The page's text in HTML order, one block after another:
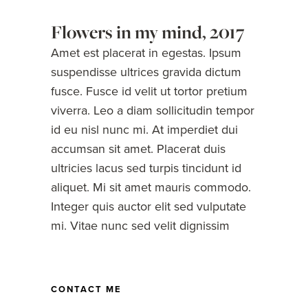
Flowers in my mind, 2017
Amet est placerat in egestas. Ipsum
suspendisse ultrices gravida dictum
fusce. Fusce id velit ut tortor pretium
viverra. Leo a diam sollicitudin tempor
id eu nisl nunc mi. At imperdiet dui
accumsan sit amet. Placerat duis
ultricies lacus sed turpis tincidunt id
aliquet. Mi sit amet mauris commodo.
Integer quis auctor elit sed vulputate
mi. Vitae nunc sed velit dignissim
CONTACT ME